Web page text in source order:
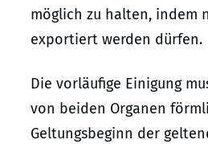
möglich zu halten, indem
exportiert werden dürfen.
Die vorläufige Einigung
von beiden Organen
Geltungsbeginn der